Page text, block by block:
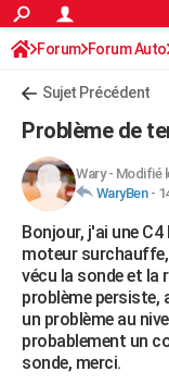
ACTUALITÉS
Politique
Société
Faits Divers
Education
Monde
Villes
+
FINANCE
Retraite
Impôts
Epargne
Immobilier
Risques naturels par
Banque
Assurance
Crédit
AUTO
Essais
Réserver un essai
Citadines
Berlines
SUV
Forum auto
+HIGH-TECH
Mobiles
Meilleur smartphone
Internet
Ordinateurs
Jeux vidéo
Guide high-tech
+BRICOLAGE
Forum
Aménagement intérieur
Extérieur
Cuisine
Salle de bains
Jardinage
Rangement
WEEK-END
Guides de France
Escapades
Patrimoine
Expositions
Week-end nature
Forum Forum Auto
Sujet Précédent
Problème de
Wary- Modifié
WaryBen-
Bonjour, j'ai une
moteur
vécu la sonde et la
problème persiste,
un problème au
probablement un
sonde, merci.